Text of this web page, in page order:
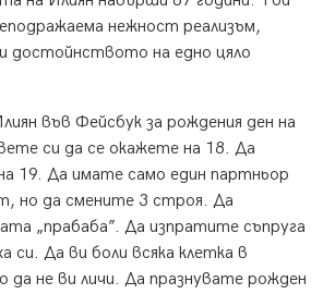
нежност реализъм,
достойнството на едно цяло
във Фейсбук за рождения ден на
си да се окажете на 18. Да
19. Да имате само един партньор
но да смените 3 строя. Да
„прабаба”. Да изпратите съпруга
си. Да ви боли всяка клетка в
не ви личи. Да празнувате рожден